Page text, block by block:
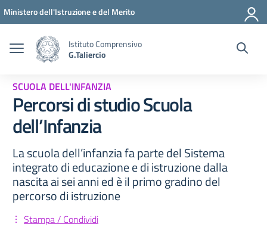
Vai ai contenuti
Vai al menu di navigazione
Vai al footer
Ministero dell'Istruzione e del Merito
Istituto Comprensivo
G.Taliercio
SCUOLA DELL'INFANZIA
Percorsi di studio Scuola
dell’Infanzia
La scuola dell’infanzia fa parte del Sistema
integrato di educazione e di istruzione dalla
nascita ai sei anni ed è il primo gradino del
percorso di istruzione
Stampa / Condividi